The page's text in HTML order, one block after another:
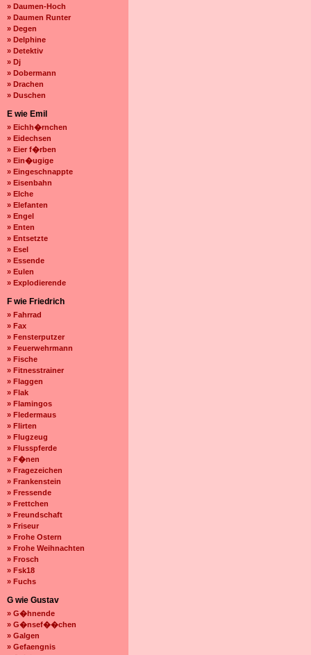
» Daumen-Hoch
» Daumen Runter
» Degen
» Delphine
» Detektiv
» Dj
» Dobermann
» Drachen
» Duschen
E wie Emil
» Eichh�rnchen
» Eidechsen
» Eier f�rben
» Ein�ugige
» Eingeschnappte
» Eisenbahn
» Elche
» Elefanten
» Engel
» Enten
» Entsetzte
» Esel
» Essende
» Eulen
» Explodierende
F wie Friedrich
» Fahrrad
» Fax
» Fensterputzer
» Feuerwehrmann
» Fische
» Fitnesstrainer
» Flaggen
» Flak
» Flamingos
» Fledermaus
» Flirten
» Flugzeug
» Flusspferde
» F�nen
» Fragezeichen
» Frankenstein
» Fressende
» Frettchen
» Freundschaft
» Friseur
» Frohe Ostern
» Frohe Weihnachten
» Frosch
» Fsk18
» Fuchs
G wie Gustav
» G�hnende
» G�nsef��chen
» Galgen
» Gefaengnis